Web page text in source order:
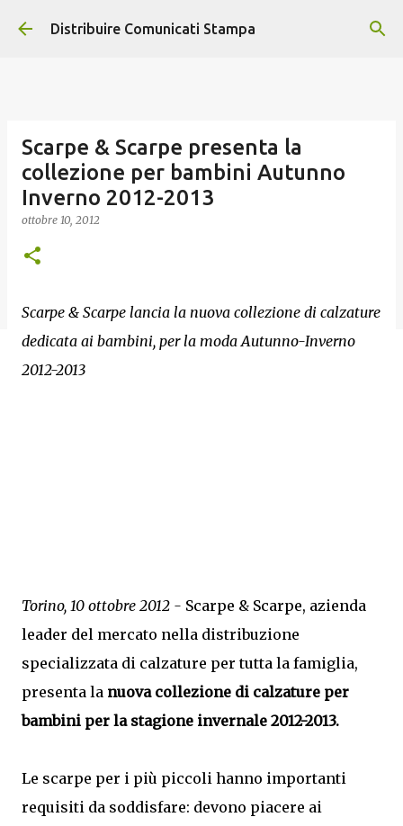
Passa ai contenuti principali
Distribuire Comunicati Stampa
Scarpe & Scarpe presenta la
collezione per bambini Autunno
Inverno 2012-2013
ottobre 10, 2012
Scarpe & Scarpe lancia la nuova collezione di calzature
dedicata ai bambini, per la moda Autunno-Inverno
2012-2013
Torino, 10 ottobre 2012 - Scarpe & Scarpe, azienda
leader del mercato nella distribuzione
specializzata di calzature per tutta la famiglia,
presenta la nuova collezione di calzature per
bambini per la stagione invernale 2012-2013.
Le scarpe per i più piccoli hanno importanti
requisiti da soddisfare: devono piacere ai